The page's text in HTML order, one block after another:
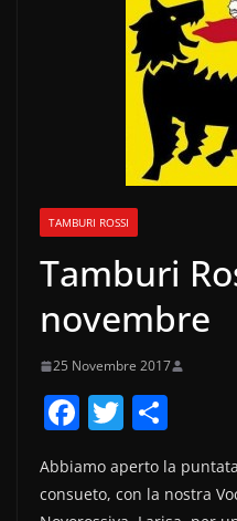
TAMBURI ROSSI
Tamburi
novembre
25 Novembre 2017
F
c
T
itt n
Abbiamo aperto la
consueto, con la nostra